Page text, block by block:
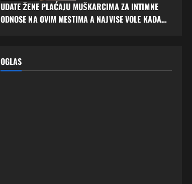
UDATE ŽENE PLAĆAJU MUŠKARCIMA ZA INTIMNE
ODNOSE NA OVIM MESTIMA A NAJVISE VOLE KADA…
OGLAS